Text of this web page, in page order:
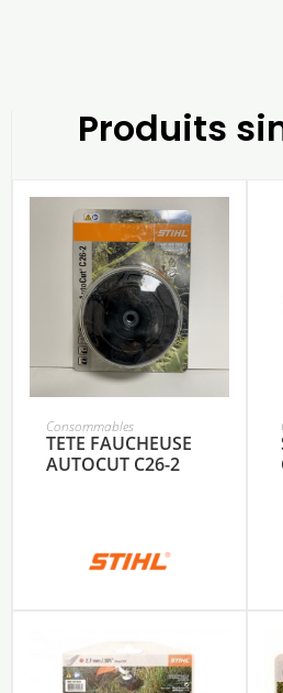
Produits
Consommables
TETE FAUCHEUSE
AUTOCUT C26-2